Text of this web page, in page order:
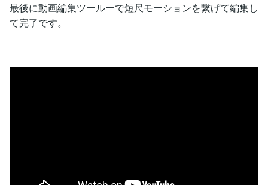
最後に動画編集ツールーで短尺モーションを繋げて編集し
て完了です。